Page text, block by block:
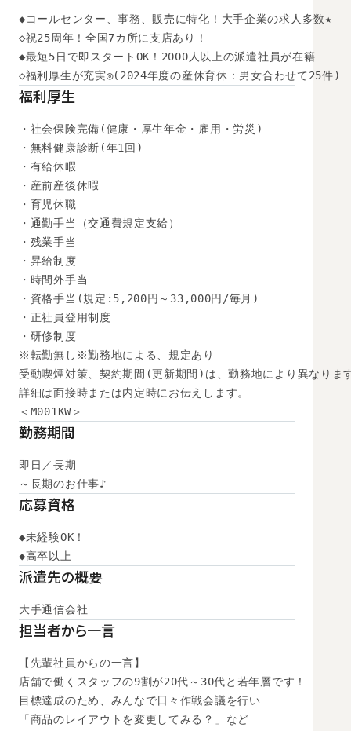
◆コールセンター、事務、販売に特化！大手企業の求人多数★
◇祝25周年！全国7カ所に支店あり！
◆最短5日で即スタートOK！2000人以上の派遣社員が在籍
◇福利厚生が充実◎(2024年度の産休育休：男女合わせて25件)
福利厚生
・社会保険完備(健康・厚生年金・雇用・労災)
・無料健康診断(年1回)
・有給休暇
・産前産後休暇
・育児休職
・通勤手当（交通費規定支給）
・残業手当
・昇給制度
・時間外手当
・資格手当(規定:5,200円～33,000円/毎月)
・正社員登用制度
・研修制度
※転勤無し※勤務地による、規定あり
受動喫煙対策、契約期間(更新期間)は、勤務地により異なりま
詳細は面接時または内定時にお伝えします。
＜M001KW＞
勤務期間
即日／長期
～長期のお仕事♪
応募資格
◆未経験OK！
◆高卒以上
派遣先の概要
大手通信会社
担当者から一言
【先輩社員からの一言】
店舗で働くスタッフの9割が20代～30代と若年層です！
目標達成のため、みんなで日々作戦会議を行い
「商品のレイアウトを変更してみる？」など